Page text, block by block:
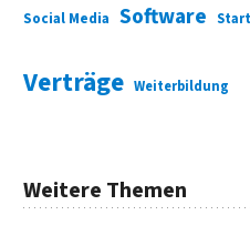
Social Media Software
Verträge Weiterbildung
Weitere Themen